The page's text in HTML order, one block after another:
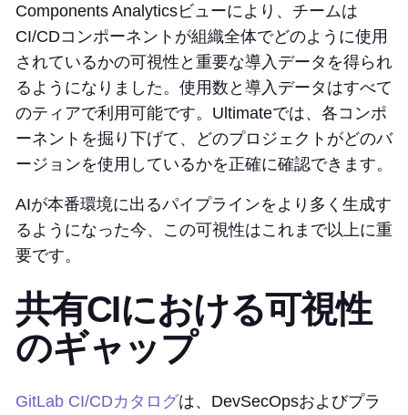
Components Analyticsビューにより、チームは
CI/CDコンポーネントが組織全体でどのように使用
されているかの可視性と重要な導入データを得られ
るようになりました。使用数と導入データはすべて
のティアで利用可能です。Ultimateでは、各コンポ
ーネントを掘り下げて、どのプロジェクトがどのバ
ージョンを使用しているかを正確に確認できます。
AIが本番環境に出るパイプラインをより多く生成す
るようになった今、この可視性はこれまで以上に重
要です。
共有CIにおける可視性
のギャップ
GitLab CI/CDカタログは、DevSecOpsおよびプラ